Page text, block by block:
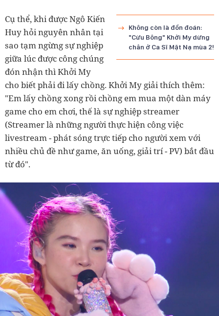
Không còn là đồn đoán:
"Cừu Bông" Khởi My dừng
chân ở Ca Sĩ Mặt Nạ mùa 2!
Cụ thể, khi được Ngô Kiến
Huy hỏi nguyên nhân tại
sao tạm ngừng sự nghiệp
giữa lúc được công chúng
đón nhận thì Khởi My
cho biết phải đi lấy chồng. Khởi My giải thích thêm:
"Em lấy chồng xong rồi chồng em mua một dàn máy
game cho em chơi, thế là sự nghiệp streamer
(Streamer là những người thực hiện công việc
livestream - phát sóng trực tiếp cho người xem với
nhiều chủ đề như game, ăn uống, giải trí - PV) bắt đầu
từ đó".